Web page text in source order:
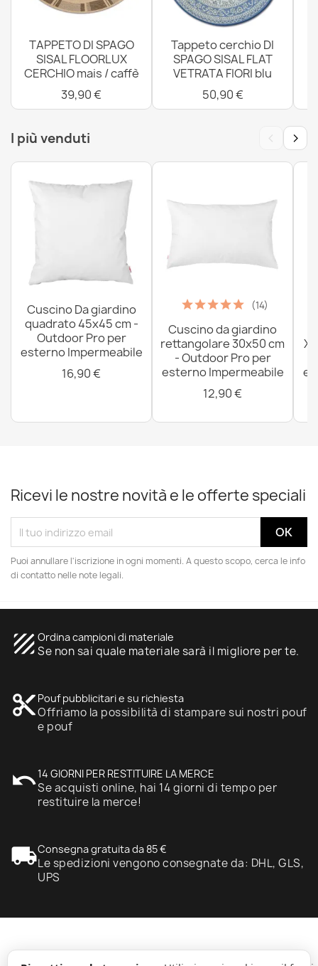
TAPPETO DI SPAGO
SISAL FLOORLUX
CERCHIO mais / caffè
39,90 €
Tappeto cerchio DI
SPAGO SISAL FLAT
VETRATA FIORI blu
50,90 €
I più venduti ‹ ›
Cuscino Da giardino
quadrato 45x45 cm -
Outdoor Pro per
esterno Impermeabile
16,90 €
(14)
Cuscino da giardino
rettangolare 30x50 cm
- Outdoor Pro per
esterno Impermeabile
12,90 €
Ricevi le nostre novità e le offerte speciali
Puoi annullare l'iscrizione in ogni momenti. A questo scopo, cerca le info
di contatto nelle note legali.
texture Ordina campioni di materiale
Se non sai quale materiale sarà il migliore per te.
content_cut Pouf pubblicitari e su richiesta
Offriamo la possibilità di stampare sui nostri pouf
e pouf
undo14 GIORNI PER RESTITUIRE LA MERCE
Se acquisti online, hai 14 giorni di tempo per
restituire la merce!
local_shippingConsegna gratuita da 85 €
Le spedizioni vengono consegnate da: DHL, GLS,
UPS
expand_more